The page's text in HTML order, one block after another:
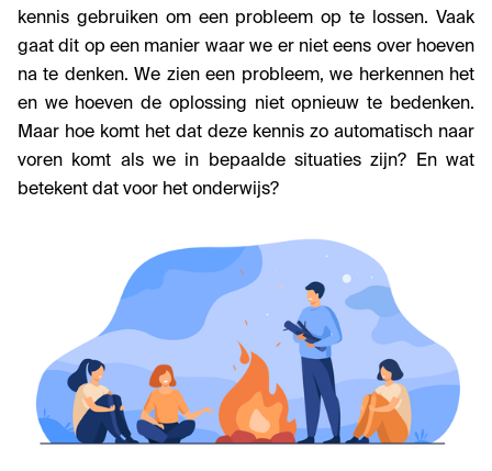
kennis gebruiken om een probleem op te lossen. Vaak
gaat dit op een manier waar we er niet eens over hoeven
na te denken. We zien een probleem, we herkennen het
en we hoeven de oplossing niet opnieuw te bedenken.
Maar hoe komt het dat deze kennis zo automatisch naar
voren komt als we in bepaalde situaties zijn? En wat
betekent dat voor het onderwijs?